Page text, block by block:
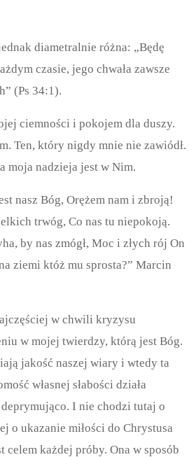
diametralnie różna: „Będę
czasie, jego chwała zawsze
(Ps 34:1).
ciemności i pokojem dla duszy.
Ten, który nigdy mnie nie zawiódł.
moja nadzieja jest w Nim.
nasz Bóg, Orężem nam i zbroją!
trwóg, Co nas tu niepokoją.
by nas zmógł, Moc i złych rój On
ziemi któż mu sprosta?” Marcin
w chwili kryzysu
w mojej twierdzy, którą jest Bóg.
jakość naszej wiary i wtedy ta
własnej słabości działa
I nie chodzi tutaj o
o ukazanie miłości do Chrystusa
celem każdej próby. Ona w sposób